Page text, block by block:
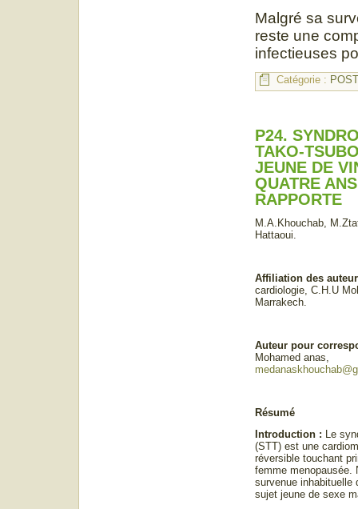
Malgré sa
reste une
infectieuses
Catégorie :
P24.
TAKO-
JEUNE DE
QUATRE
RAPPORTE
M.A.Khouchab,
Hattaoui.
Affiliation des
cardiologie, C.H.U
Marrakech.
Auteur pour
Mohamed anas,
Résumé
Introduction : Le
(STT) est une
réversible touchant
femme menopausée.
survenue inhabituelle
sujet jeune de sexe